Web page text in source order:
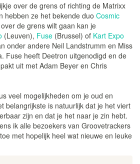
over de grens of richting de Matrixx
hebben ze het bekende duo Cosmic
de grens wilt gaan kan je
(Leuven), Fuse (Brussel) of Kart Expo
onder andere Neil Landstrumm en Miss
Fuse heeft Deetron uitgenodigd en de
uit met Adam Beyer en Chris
veel mogelijkheden om je oud en
belangrijkste is natuurlijk dat je het viert
zijn en dat je het naar je zin hebt.
ik alle bezoekers van Groovetrackers
met hopelijk heel wat nieuwe en leuke